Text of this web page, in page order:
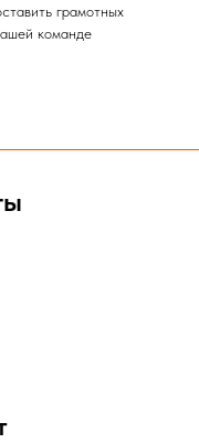
грамотных
команде